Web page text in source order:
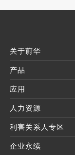
关于蔚华
产品
应用
人力资源
利害关系人专区
企业永续